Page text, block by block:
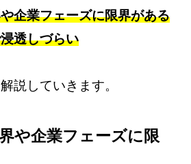
企業フェーズに限界がある
透しづらい
説していきます。
や企業フェーズに限